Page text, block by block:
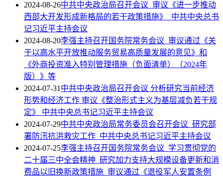
2024-08-26中共中央政治局召开会议 审议《进一步推动
西部大开发形成新格局的若干政策措施》 中共中央总书
记习近平主持会议
2024-08-20李强主持召开国务院常务会议 审议通过《关
于以高水平开放推动服务贸易高质量发展的意见》和
《外商投资准入特别管理措施（负面清单）（2024年
版）》等
2024-07-31中共中央政治局召开会议 分析研究当前经济
形势和经济工作 审议《整治形式主义为基层减负若干规
定》 中共中央总书记习近平主持会议
2024-07-29中共中央政治局常务委员会召开会议 研究部
署防汛抗洪救灾工作 中共中央总书记习近平主持会议
2024-07-25李强主持召开国务院常务会议 学习贯彻党的
二十届三中全会精神 研究加力支持大规模设备更新和消
费品以旧换新政策措施 审议通过《退役军人安置条例